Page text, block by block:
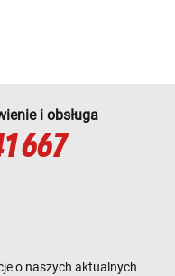
i obsługa
667
o naszych aktualnych